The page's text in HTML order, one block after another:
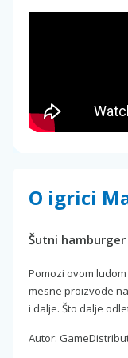
O igrici
Šutni
Pomozi ovom
mesne proizvode
i dalje. Što dalje
Autor: